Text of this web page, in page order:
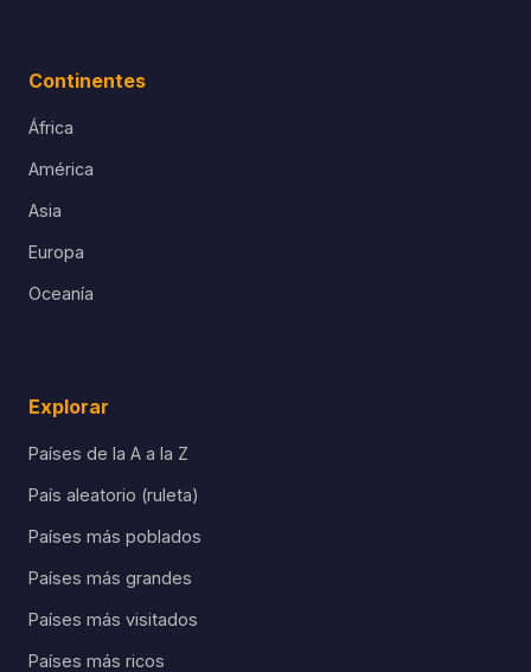
Continentes
África
América
Asia
Europa
Oceanía
Explorar
Países de la A a la Z
País aleatorio (ruleta)
Países más poblados
Países más grandes
Países más visitados
Países más ricos